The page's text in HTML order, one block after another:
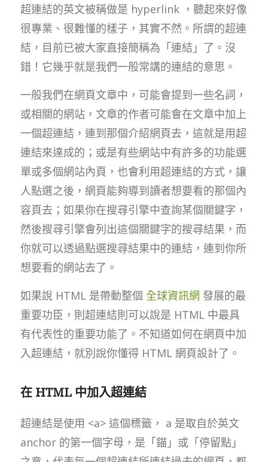
超連結的英文被稱做是 hyperlink ，聽起來好像
很專業、很難懂的樣子，其實不然。所謂的超連
結，目前已被大家直接簡稱為「連結」了。沒
錯！它幾乎就是我們一般常講的連結的意思。
一般我們在網頁文章中，可能會提到一些名詞，
或相關的網站，文章的作者可能會在文章中加上
一個超連結，連到那個介紹網頁去，這就是用超
連結來達成的；或是有些網站中有許多的功能選
單或多個網站內頁，也會利用超連結的方式，讓
人點選之後，網頁能夠導到讀者想要看的那個內
容頁去；如果你在搜尋引擎中查詢某個關鍵字，
然後搜尋引擎會列出這個關鍵字的搜尋結果，而
你就可以透過點選搜尋結果中的連結，連到你所
想要看的網站去了。
如果說 HTML 是帶動整個 全球資訊網 發展的最
重要功臣，則超連結則可以說是 HTML 中最具
有代表性的重要功能了。不知道如何在網頁中加
入超連結，就別說你懂得 HTML 網頁設計了。
在 HTML 中加入超連結
超連結是使用 <a> 這個標籤， a 是取自於英文
anchor 的第一個字母，是「錨」或「停留點」